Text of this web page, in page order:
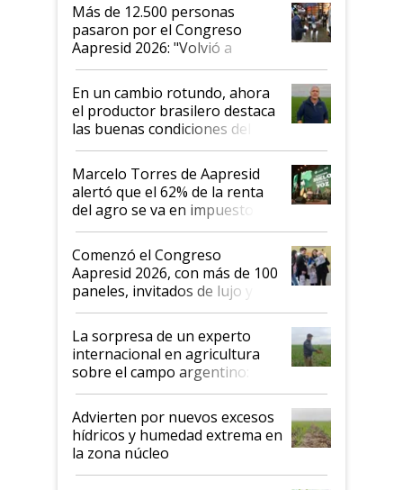
Más de 12.500 personas
pasaron por el Congreso
Aapresid 2026: "Volvió a
demostrar que hablar del
suelo es hablar de todo el
sistema productivo"
En un cambio rotundo, ahora
el productor brasilero destaca
las buenas condiciones del
agro argentino para invertir:
"Los veo más motivados"
Marcelo Torres de Aapresid
alertó que el 62% de la renta
del agro se va en impuestos:
"No es bueno que en
Argentina se sigan discutiendo
las mismas cosas de hace 50
años"
Comenzó el Congreso
Aapresid 2026, con más de 100
paneles, invitados de lujo y
todas las tendencias
La sorpresa de un experto
internacional en agricultura
sobre el campo argentino:
"Estoy muy impresionado"
Advierten por nuevos excesos
hídricos y humedad extrema en
la zona núcleo